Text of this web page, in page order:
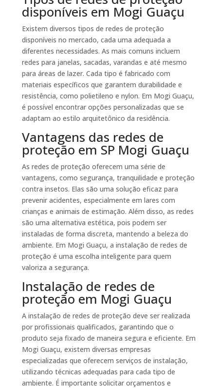
disponíveis em Mogi Guaçu
Existem diversos tipos de redes de proteção
disponíveis no mercado, cada uma adequada a
diferentes necessidades. As mais comuns incluem
redes para janelas, sacadas, varandas e até mesmo
para áreas de lazer. Cada tipo é fabricado com
materiais específicos que garantem durabilidade e
resistência, como polietileno e nylon. Em Mogi Guaçu,
é possível encontrar opções personalizadas que se
adaptam ao estilo arquitetônico da residência.
Vantagens das redes de
proteção em SP Mogi Guaçu
As redes de proteção oferecem uma série de
vantagens, como segurança, tranquilidade e proteção
contra insetos. Elas são uma solução eficaz para
prevenir acidentes, especialmente em lares com
crianças e animais de estimação. Além disso, as redes
são uma alternativa estética, pois podem ser
instaladas de forma discreta, mantendo a beleza do
ambiente. Em Mogi Guaçu, a instalação de redes de
proteção é uma escolha inteligente para quem
valoriza a segurança.
Instalação de redes de
proteção em Mogi Guaçu
A instalação de redes de proteção deve ser realizada
por profissionais qualificados, garantindo que o
produto seja fixado de maneira segura e eficiente. Em
Mogi Guaçu, existem diversas empresas
especializadas que oferecem serviços de instalação,
utilizando técnicas adequadas para cada tipo de
ambiente. É importante solicitar orçamentos e